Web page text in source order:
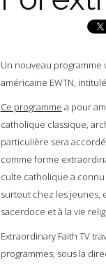
Un nouveau
américaine EWTN,
Ce programme a pour
catholique classique,
particulière sera
comme forme
culte catholique a
surtout chez les jeunes,
sacerdoce et à la vie
Extraordinary Faith TV
programmes, sous la